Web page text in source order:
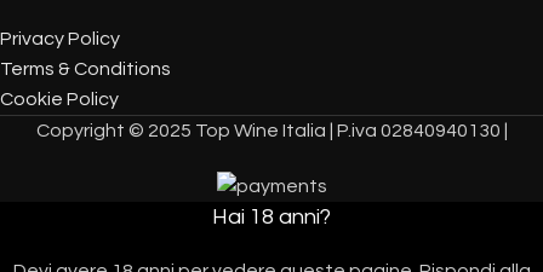
Privacy Policy
Terms & Conditions
Cookie Policy
Copyright © 2025 Top Wine Italia | P.iva 02840940130 |
Hai 18 anni?